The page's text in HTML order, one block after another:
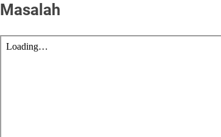
Masalah